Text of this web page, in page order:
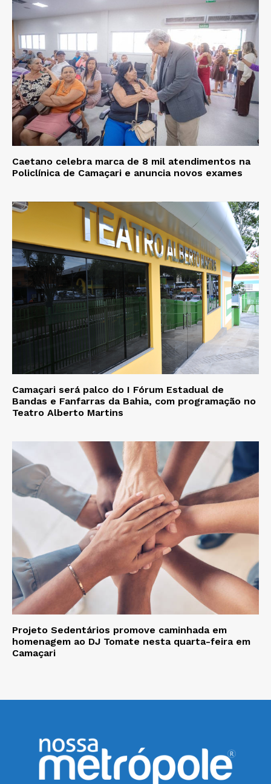
Caetano celebra marca de 8 mil atendimentos na
Policlínica de Camaçari e anuncia novos exames
Camaçari será palco do I Fórum Estadual de
Bandas e Fanfarras da Bahia, com programação no
Teatro Alberto Martins
Projeto Sedentários promove caminhada em
homenagem ao DJ Tomate nesta quarta-feira em
Camaçari